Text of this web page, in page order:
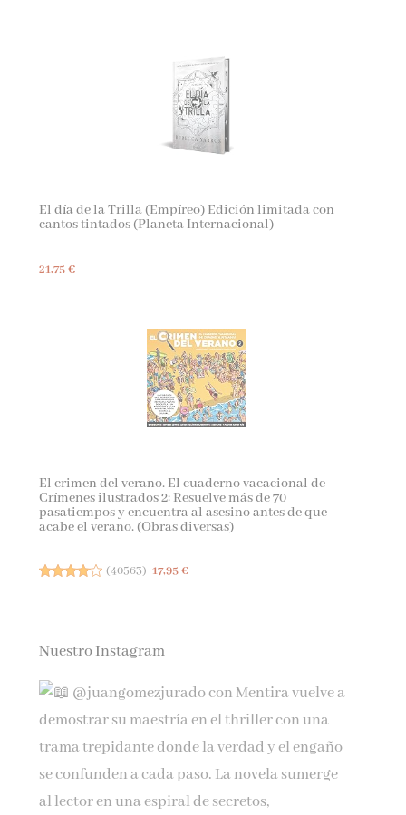
El día de la Trilla (Empíreo) Edición limitada con
cantos tintados (Planeta Internacional)
21,75 €
El crimen del verano. El cuaderno vacacional de
Crímenes ilustrados 2: Resuelve más de 70
pasatiempos y encuentra al asesino antes de que
acabe el verano. (Obras diversas)
(40563) 17,95 €
Nuestro Instagram